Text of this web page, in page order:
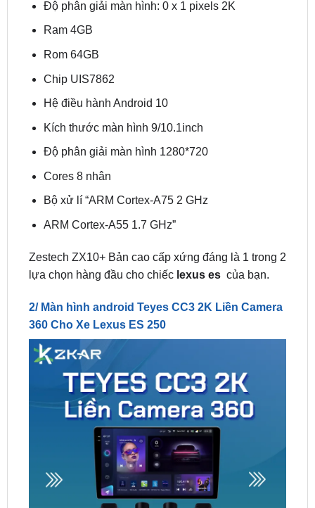
Zestech ZX10+ Bản cao cấp xứng đáng là 1 trong 2
2/ Màn hình android Teyes CC3 2K Liền Camera